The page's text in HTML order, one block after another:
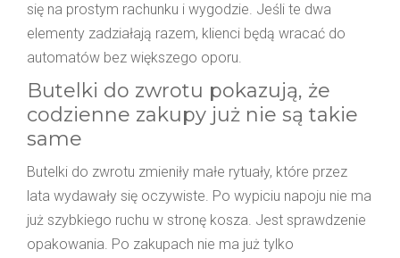
się na prostym rachunku i wygodzie. Jeśli te dwa
elementy zadziałają razem, klienci będą wracać do
automatów bez większego oporu.
Butelki do zwrotu pokazują, że
codzienne zakupy już nie są takie
same
Butelki do zwrotu zmieniły małe rytuały, które przez
lata wydawały się oczywiste. Po wypiciu napoju nie ma
już szybkiego ruchu w stronę kosza. Jest sprawdzenie
opakowania. Po zakupach nie ma już tylko